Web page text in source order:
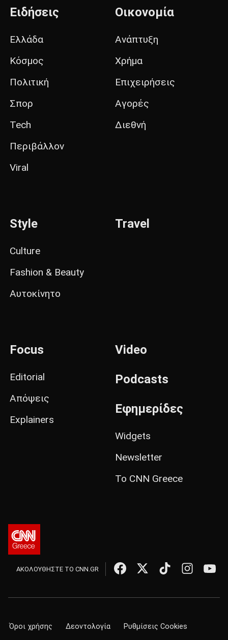
Ειδήσεις
Ελλάδα
Κόσμος
Πολιτική
Σπορ
Tech
Περιβάλλον
Viral
Οικονομία
Ανάπτυξη
Χρήμα
Επιχειρήσεις
Αγορές
Διεθνή
Style
Culture
Fashion & Beauty
Αυτοκίνητο
Travel
Focus
Editorial
Απόψεις
Explainers
Video
Podcasts
Εφημερίδες
Widgets
Newsletter
Το CNN Greece
ΑΚΟΛΟΥΘΗΣΤΕ ΤΟ CNN.GR
Όροι χρήσης Δεοντολογία Ρυθμίσεις Cookies